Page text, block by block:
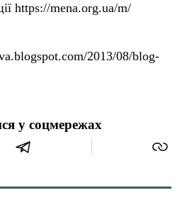
https://mena.org.ua/m/
2013/08/blog-
у соцмережах